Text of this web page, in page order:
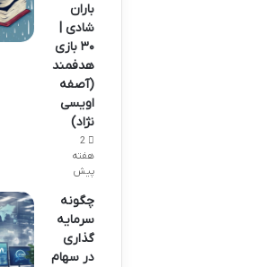
باران
شادی |
۳۰ بازی
هدفمند
(آصفه
اویسی
نژاد)
2
هفته
پیش
چگونه
سرمایه
گذاری
در سهام